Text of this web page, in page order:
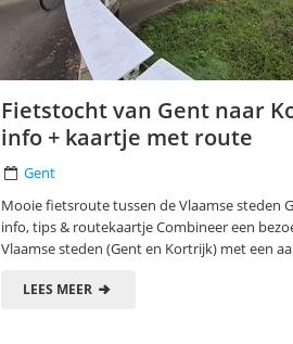
Fietstocht van Gent naar
info + kaartje met route
Gent
Mooie fietsroute tussen de Vlaamse steden
info, tips & routekaartje Combineer een
Vlaamse steden (Gent en Kortrijk) met een
LEES MEER